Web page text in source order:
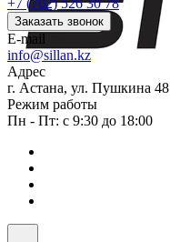
+7 (702) 526 30 78
Заказать звонок
E-mail
info@sillan.kz
Адрес
г. Астана, ул. Пушкина 48
Режим работы
Пн - Пт: с 9:30 до 18:00